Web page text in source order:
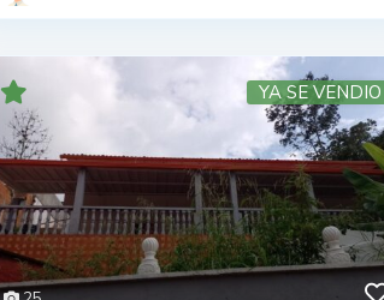
YA SE VENDIO